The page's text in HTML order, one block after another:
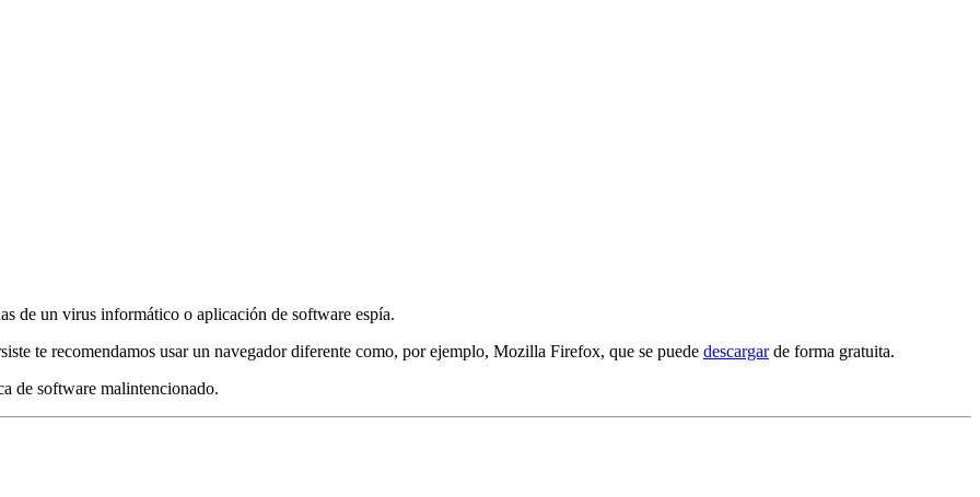
de un virus informático o aplicación de software espía.
te recomendamos usar un navegador diferente como, por ejemplo, Mozilla Firefox, que se puede descargarde forma gratuita.
de software malintencionado.